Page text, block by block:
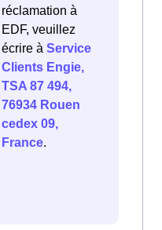
réclamation à
EDF, veuillez
écrire à Service
Clients Engie,
TSA 87 494,
76934 Rouen
cedex 09,
France.